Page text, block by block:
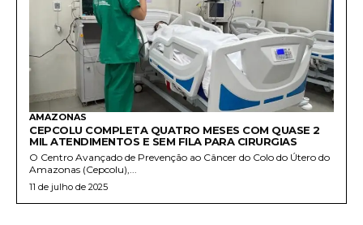
AMAZONAS
CEPCOLU COMPLETA QUATRO MESES COM QUASE 2
MIL ATENDIMENTOS E SEM FILA PARA CIRURGIAS
O Centro Avançado de Prevenção ao Câncer do Colo do Útero do
Amazonas (Cepcolu),...
11 de julho de 2025